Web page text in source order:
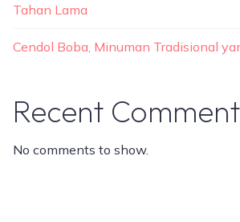
Tahan Lama
Cendol Boba, Minuman Tradisional
Recent
No comments to show.